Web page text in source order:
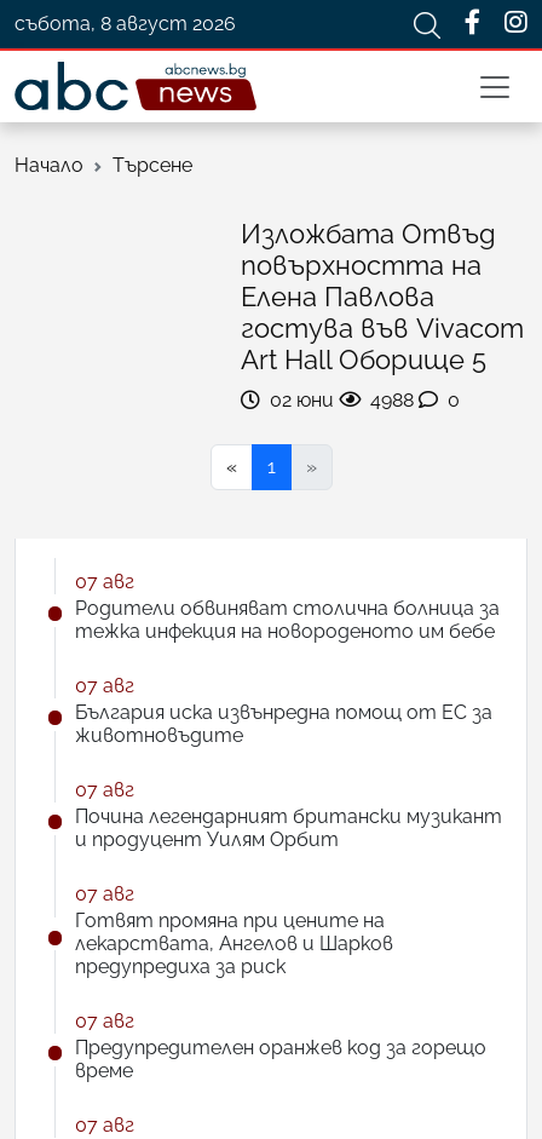
събота, 8 август 2026
Начало Търсене
Изложбата Отвъд
повърхността на
Елена Павлова
гостува във Vivacom
Art Hall Оборище 5
02 юни 4988 0
« 1 »
07 авг
Родители обвиняват столична болница за
тежка инфекция на новороденото им бебе
07 авг
България иска извънредна помощ от ЕС за
животновъдите
07 авг
Почина легендарният британски музикант
и продуцент Уилям Орбит
07 авг
Готвят промяна при цените на
лекарствата, Ангелов и Шарков
предупредиха за риск
07 авг
Предупредителен оранжев код за горещо
време
07 авг